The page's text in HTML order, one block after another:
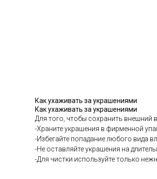
Как ухаживать за украшениями
Как ухаживать за украшениями
Для того, чтобы сохранить
-Храните украшения в фирменной
-Избегайте попадание любого вида
-Не оставляйте украшения на
-Для чистки используйте только